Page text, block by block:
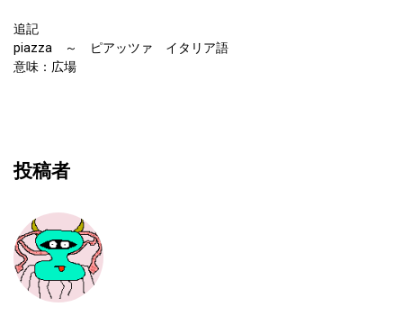
追記
piazza ～ ピアッツァ イタリア語
意味：広場
投稿者